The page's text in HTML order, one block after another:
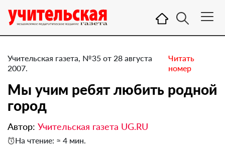
Учительская газета, №35 от 28 августа
2007.
Читать
номер
Мы учим ребят любить родной
город
Автор: Учительская газета UG.RU
На чтение: ≈ 4 мин.